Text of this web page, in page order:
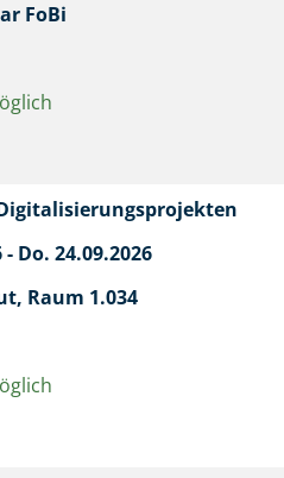
FoBi
- Do. 24.09.2026
Raum 1.034